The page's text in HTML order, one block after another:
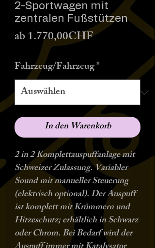
2-Sportwagen mit
zentralen Fußstützen
ab1.770,00CHFSale-
Fahrzeug/Fahrzeug*
In den Warenkorb
2 in 2 Komplettauspuffanlage mit
Schweizer Zulassung. Variabler
Sound mit manueller Steuerung
(elektrisch optional). Der Auspuff
ist komplett mit Krümmern und
Hitzeschutz; erhältlich in Schwarz
oder Chrom. Bei Bedarf wird der